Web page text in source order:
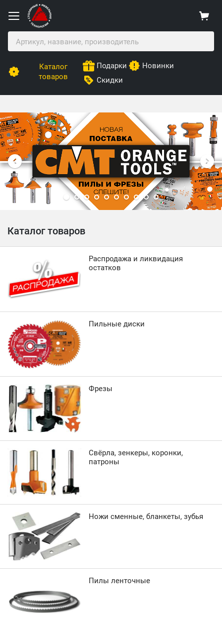
Каталог
товаров
Подарки
Новинки
Скидки
Столярные Мебельные Технологии
Каталог товаров
Распродажа и ликвидация
остатков
Пильные диски
Фрезы
Свёрла, зенкеры, коронки,
патроны
Ножи сменные, бланкеты, зубья
Пилы ленточные